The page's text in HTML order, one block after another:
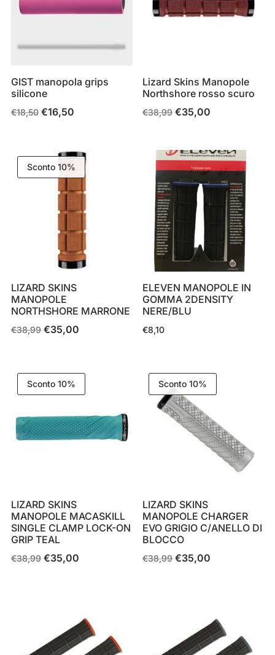
GIST manopola grips
silicone
€18,50 Il
era:
€18,50.
€16,50Il
è:
€16,50.
Lizard Skins Manopole
Northshore rosso scuro
€38,99 Il
era:
€38,99.
€35,00
è:
€35,00.
Sconto 10%
LIZARD SKINS
MANOPOLE
NORTHSHORE MARRONE
€38,99 Il
era:
€38,99.
€35,00Il
è:
€35,00.
ELEVEN MANOPOLE IN
GOMMA 2DENSITY
NERE/BLU
€8,10
Sconto 10%
LIZARD SKINS
MANOPOLE MACASKILL
SINGLE CLAMP LOCK-ON
GRIP TEAL
€38,99 Il
€35,00Il
€35,00.
Sconto 10%
LIZARD SKINS
MANOPOLE CHARGER
EVO GRIGIO C/ANELLO DI
BLOCCO
€38,99 Il
€35,00
€35,00.